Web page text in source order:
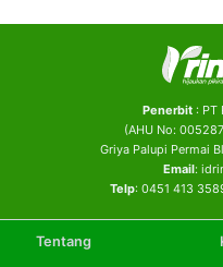
Penerbit: PT
(AHU No:
Griya Palupi Permai
Email:
Telp: 0451 413
Tentang